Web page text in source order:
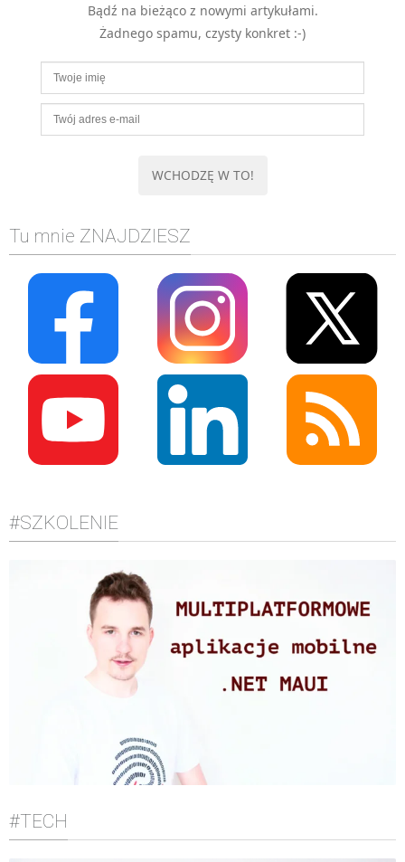
WordPress
MOBILE
Android
KONTROLA WERSJI
SQL
TESTOWANIE
SIECI
WYDARZENIA
BIZNES
PO GODZINACH
KONTAKT
Bądź na bieżąco z nowymi artykułami.
Żadnego spamu, czysty konkret :-)
Tu mnie ZNAJDZIESZ
#SZKOLENIE
#TECH